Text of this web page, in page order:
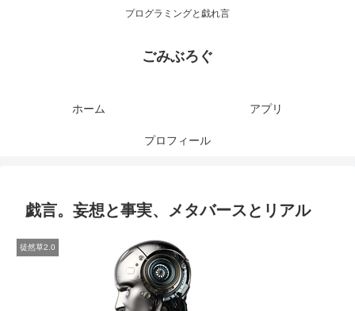
プログラミングと戯れ言
ごみぶろぐ
ホーム アプリ
プロフィール
戯言。妄想と事実、メタバースとリアル
徒然草2.0